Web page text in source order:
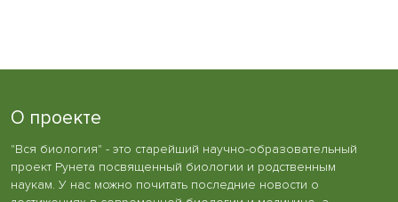
О проекте
"Вся биология" - это старейший научно-образовательный
проект Рунета посвященный биологии и родственным
наукам. У нас можно почитать последние новости о